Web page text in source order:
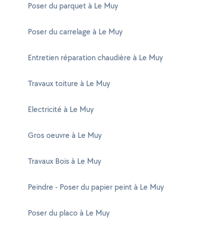
Poser du parquet à Le Muy
Poser du carrelage à Le Muy
Entretien réparation chaudière à Le Muy
Travaux toiture à Le Muy
Electricité à Le Muy
Gros oeuvre à Le Muy
Travaux Bois à Le Muy
Peindre - Poser du papier peint à Le Muy
Poser du placo à Le Muy